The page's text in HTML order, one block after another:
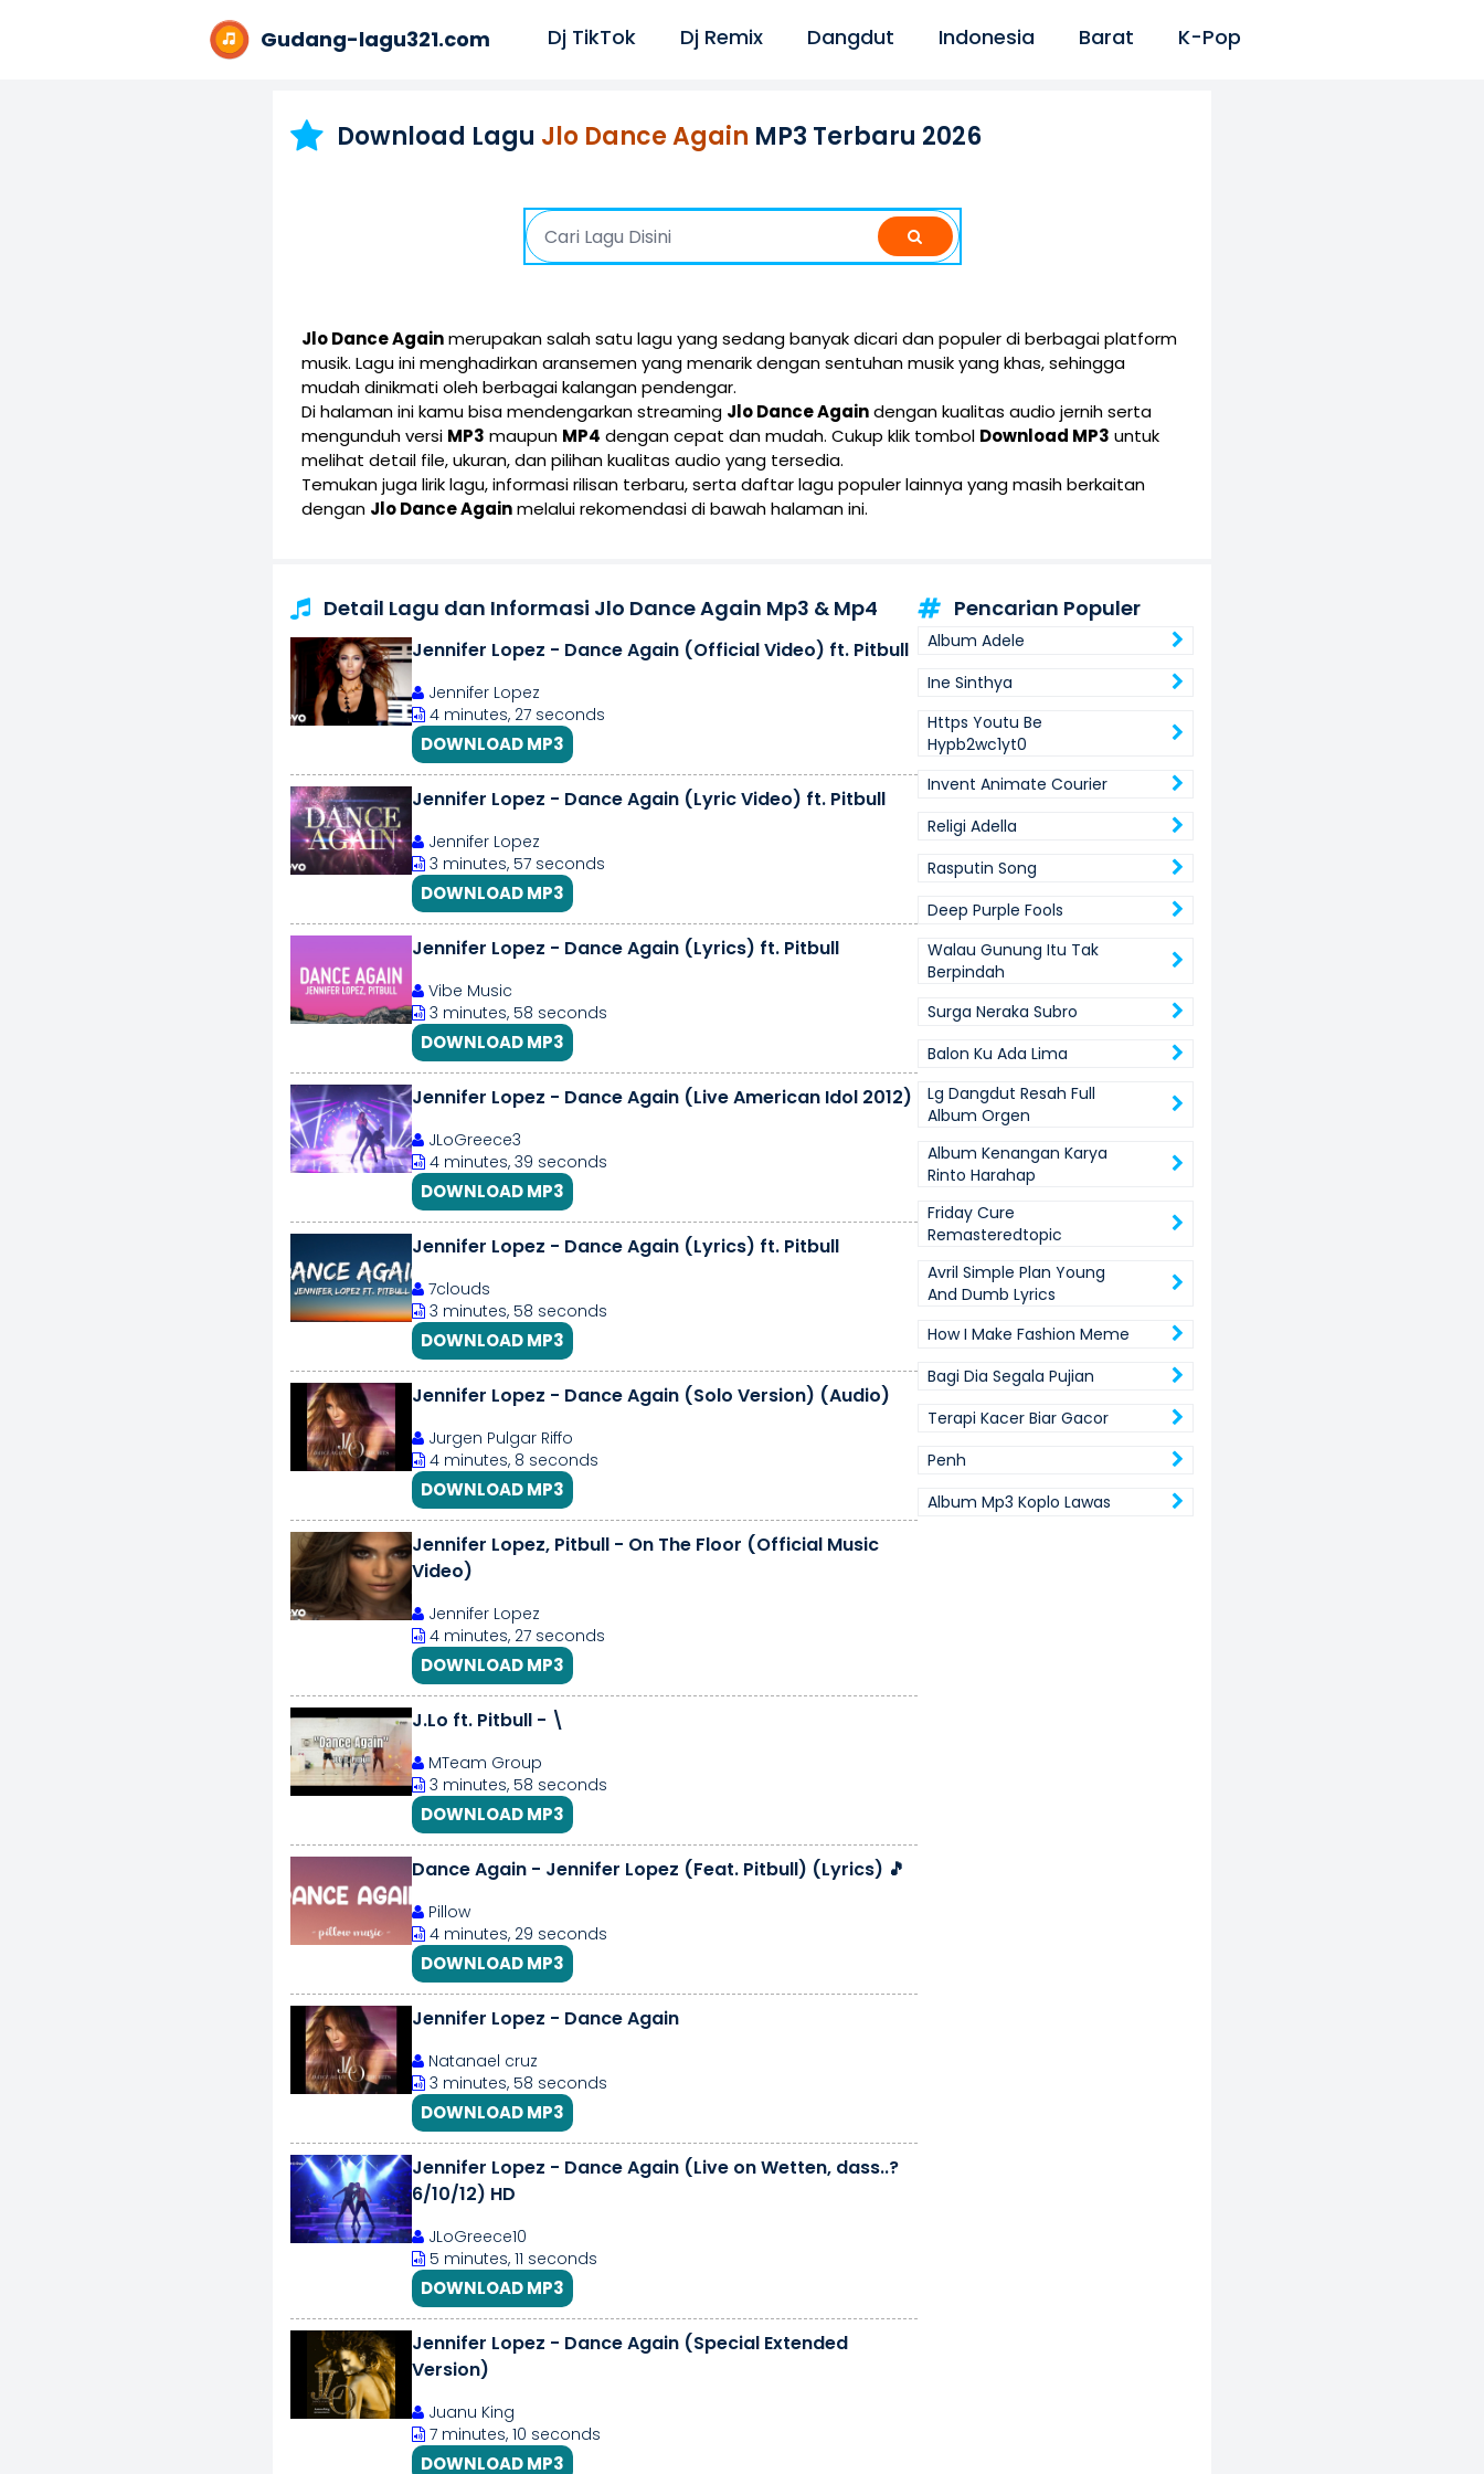
Gudang-lagu321.com Dj TikTok Dj Remix Dangdut Indonesia Barat K-Pop
Download Lagu Jlo Dance Again MP3 Terbaru 2026
Jlo Dance Againmerupakan salah satu lagu yang sedang banyak dicari dan populer di berbagai platform
musik. Lagu ini menghadirkan aransemen yang menarik dengan sentuhan musik yang khas, sehingga
mudah dinikmati oleh berbagai kalangan pendengar.
Di halaman ini kamu bisa mendengarkan streaming Jlo Dance Againdengan kualitas audio jernih serta
mengunduh versi MP3 maupun MP4 dengan cepat dan mudah. Cukup klik tombol Download MP3 untuk
melihat detail file, ukuran, dan pilihan kualitas audio yang tersedia.
Temukan juga lirik lagu, informasi rilisan terbaru, serta daftar lagu populer lainnya yang masih berkaitan
dengan Jlo Dance Againmelalui rekomendasi di bawah halaman ini.
Detail Lagu dan Informasi Jlo Dance Again Mp3 & Mp4
Jennifer Lopez - Dance Again (Official Video) ft. Pitbull
Jennifer Lopez
4 minutes, 27 seconds
DOWNLOAD MP3
Jennifer Lopez - Dance Again (Lyric Video) ft. Pitbull
Jennifer Lopez
3 minutes, 57 seconds
DOWNLOAD MP3
Jennifer Lopez - Dance Again (Lyrics) ft. Pitbull
Vibe Music
3 minutes, 58 seconds
DOWNLOAD MP3
Jennifer Lopez - Dance Again (Live American Idol 2012)
JLoGreece3
4 minutes, 39 seconds
DOWNLOAD MP3
Jennifer Lopez - Dance Again (Lyrics) ft. Pitbull
7clouds
3 minutes, 58 seconds
DOWNLOAD MP3
Jennifer Lopez - Dance Again (Solo Version) (Audio)
Jurgen Pulgar Riffo
4 minutes, 8 seconds
DOWNLOAD MP3
Jennifer Lopez, Pitbull - On The Floor (Official Music
Video)
Jennifer Lopez
4 minutes, 27 seconds
DOWNLOAD MP3
J.Lo ft. Pitbull - \
MTeam Group
3 minutes, 58 seconds
DOWNLOAD MP3
Dance Again - Jennifer Lopez (Feat. Pitbull) (Lyrics) 🎵
Pillow
4 minutes, 29 seconds
DOWNLOAD MP3
Jennifer Lopez - Dance Again
Natanael cruz
3 minutes, 58 seconds
DOWNLOAD MP3
Jennifer Lopez - Dance Again (Live on Wetten, dass..?
6/10/12) HD
JLoGreece10
5 minutes, 11 seconds
DOWNLOAD MP3
Jennifer Lopez - Dance Again (Special Extended
Version)
Juanu King
7 minutes, 10 seconds
DOWNLOAD MP3
Pencarian Populer
Album Adele
Ine Sinthya
Https Youtu Be
Hypb2wc1yt0
Invent Animate Courier
Religi Adella
Rasputin Song
Deep Purple Fools
Walau Gunung Itu Tak
Berpindah
Surga Neraka Subro
Balon Ku Ada Lima
Lg Dangdut Resah Full
Album Orgen
Album Kenangan Karya
Rinto Harahap
Friday Cure
Remasteredtopic
Avril Simple Plan Young
And Dumb Lyrics
How I Make Fashion Meme
Bagi Dia Segala Pujian
Terapi Kacer Biar Gacor
Penh
Album Mp3 Koplo Lawas